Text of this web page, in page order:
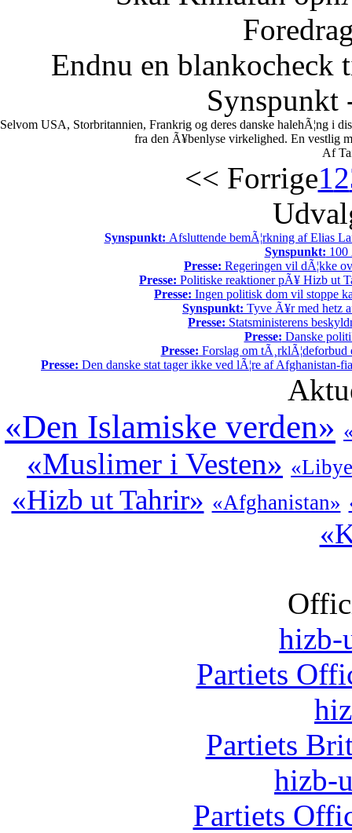
Endnu en blankocheck
Synspunkt
Selvom USA, Storbritannien, Frankrig og deres danske halehÃ¦ng i
fra den Ã¥benlyse virkelighed. En vestlig
Af
<< Forrige12
Synspunkt: Afsluttende bemÃ¦rkning af Elias
Synspunkt: 100
Presse: Regeringen vil dÃ¦kke
Presse: Politiske reaktioner pÃ¥ Hizb ut
Presse: Ingen politisk dom vil stoppe
Synspunkt: Tyve Ã¥r med hetz
Presse: Statsministerens
Presse: Danske
Presse: Forslag om tÃ¸rklÃ¦deforbud
Presse: Den danske stat tager ikke ved lÃ¦re af Afghanistan-
«Den Islamiske verden»
«Muslimer i Vesten»
«Hizb ut Tahrir» «Afghanistan»
hizb-
Partiets
Partiets
hizb-
Partiets